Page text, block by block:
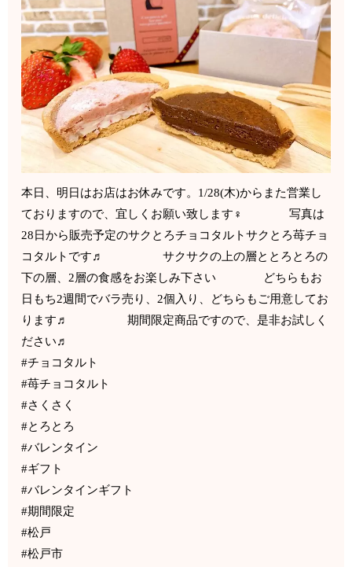
本日、明日はお店はお休みです。1/28(木)からまた営業し
ておりますので、宜しくお願い致します‍♀️ 写真は
28日から販売予定のサクとろチョコタルトサクとろ苺チョ
コタルトです♬ サクサクの上の層ととろとろの
下の層、2層の食感をお楽しみ下さい どちらもお
日もち2週間でバラ売り、2個入り、どちらもご用意してお
ります♬ 期間限定商品ですので、是非お試しく
ださい♬
#チョコタルト
#苺チョコタルト
#さくさく
#とろとろ
#バレンタイン
#ギフト
#バレンタインギフト
#期間限定
#松戸
#松戸市